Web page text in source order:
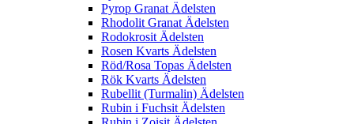
Pyrop Granat Ädelsten
Rhodolit Granat Ädelsten
Rodokrosit Ädelsten
Rosen Kvarts Ädelsten
Röd/Rosa Topas Ädelsten
Rök Kvarts Ädelsten
Rubellit (Turmalin) Ädelsten
Rubin i Fuchsit Ädelsten